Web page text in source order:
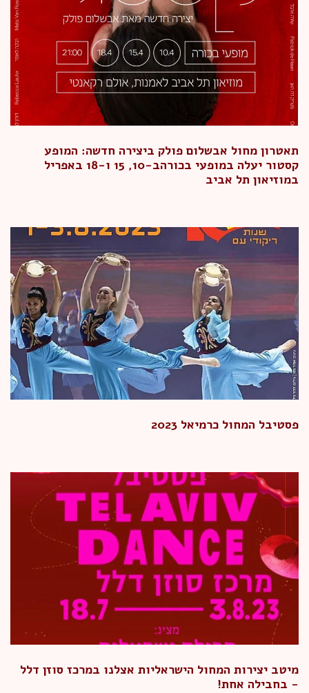
תאטרון מחול אבשלום פולק ביצירה חדשה: המופע
קסטור יעלה במופעי בכורהב-10, 15 ו-18 באפריל
במוזיאון תל אביב
פסטיבל המחול כרמיאל 2023
מיטב יצירות המחול הישראליות אצלנו במרכז סוזן דלל
- בחבילה אחת!